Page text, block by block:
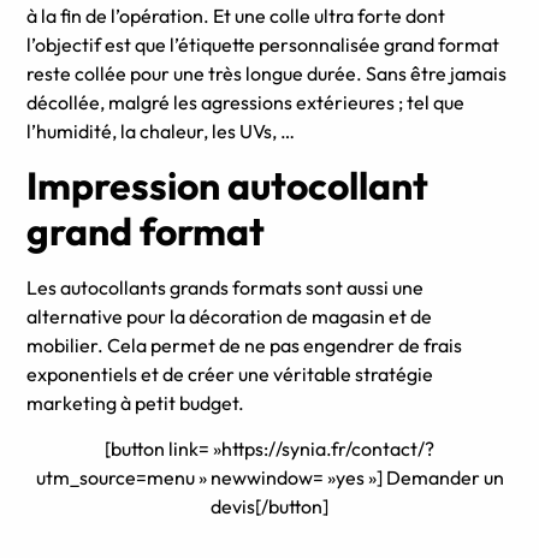
à la fin de l’opération. Et une colle ultra forte dont
l’objectif est que l’étiquette personnalisée grand format
reste collée pour une très longue durée. Sans être jamais
décollée, malgré les agressions extérieures ; tel que
l’humidité, la chaleur, les UVs, …
Impression autocollant
grand format
Les autocollants grands formats sont aussi une
alternative pour la décoration de magasin et de
mobilier. Cela permet de ne pas engendrer de frais
exponentiels et de créer une véritable stratégie
marketing à petit budget.
[button link= »https://synia.fr/contact/?
utm_source=menu » newwindow= »yes »] Demander un
devis[/button]